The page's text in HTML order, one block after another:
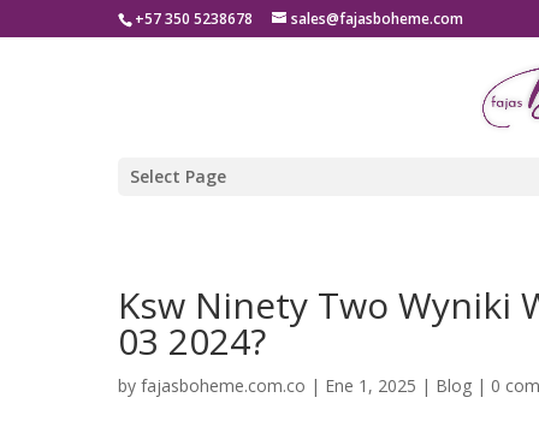
+57 350 5238678 sales@fajasboheme.com
Select Page
Ksw Ninety Two Wyniki
03 2024?
by fajasboheme.com.co | Ene 1, 2025 | Blog | 0